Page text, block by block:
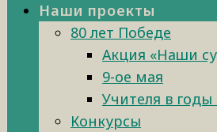
Наши проекты
80 лет Победе
Акция «Наши
9-ое мая
Учителя в
Конкурсы